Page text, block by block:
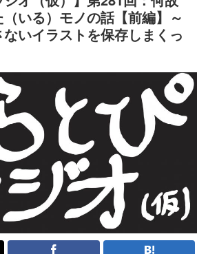
いる）モノの話【前編】～
いイラストを保存しまくっ